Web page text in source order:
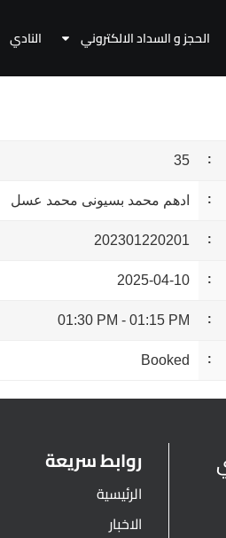
الحجز و السداد الالكتروني النادي
35
ادهم محمد بسيونى محمد عسل
202301220201
2025-04-10
01:15 PM
-
01:30 PM
Booked
روابط سريعة
الرئيسية
الاخبار